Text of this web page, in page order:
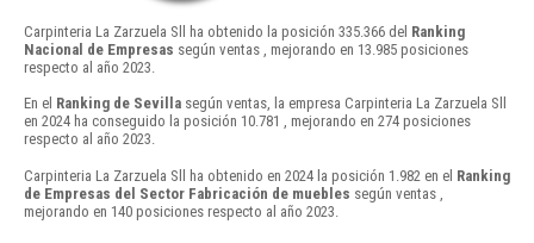
Carpinteria La Zarzuela Sll ha obtenido la posición 335.366 del Ranking
Nacional de Empresas según ventas , mejorando en 13.985 posiciones
respecto al año 2023.
En el Ranking de Sevilla según ventas, la empresa Carpinteria La Zarzuela Sll
en 2024 ha conseguido la posición 10.781 , mejorando en 274 posiciones
respecto al año 2023.
Carpinteria La Zarzuela Sll ha obtenido en 2024 la posición 1.982 en el Ranking
de Empresas del Sector Fabricación de muebles según ventas ,
mejorando en 140 posiciones respecto al año 2023.